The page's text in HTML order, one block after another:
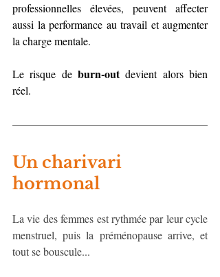
professionnelles élevées, peuvent affecter
aussi la performance au travail et augmenter
la charge mentale.
Le risque de burn-out devient alors bien
réel.
Un charivari
hormonal
La vie des femmes est rythmée par leur cycle
menstruel, puis la préménopause arrive, et
tout se bouscule...